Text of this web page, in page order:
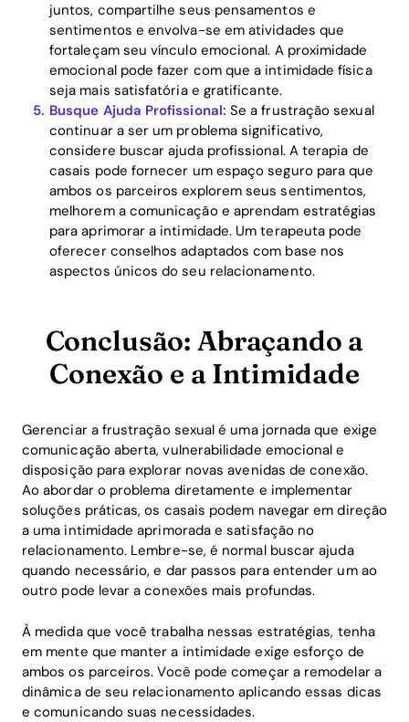
juntos, compartilhe seus pensamentos e
sentimentos e envolva-se em atividades que
fortaleçam seu vínculo emocional. A proximidade
emocional pode fazer com que a intimidade física
seja mais satisfatória e gratificante.
Busque Ajuda Profissional: Se a frustração sexual
continuar a ser um problema significativo,
considere buscar ajuda profissional. A terapia de
casais pode fornecer um espaço seguro para que
ambos os parceiros explorem seus sentimentos,
melhorem a comunicação e aprendam estratégias
para aprimorar a intimidade. Um terapeuta pode
oferecer conselhos adaptados com base nos
aspectos únicos do seu relacionamento.
Conclusão: Abraçando a
Conexão e a Intimidade
Gerenciar a frustração sexual é uma jornada que exige
comunicação aberta, vulnerabilidade emocional e
disposição para explorar novas avenidas de conexão.
Ao abordar o problema diretamente e implementar
soluções práticas, os casais podem navegar em direção
a uma intimidade aprimorada e satisfação no
relacionamento. Lembre-se, é normal buscar ajuda
quando necessário, e dar passos para entender um ao
outro pode levar a conexões mais profundas.
À medida que você trabalha nessas estratégias, tenha
em mente que manter a intimidade exige esforço de
ambos os parceiros. Você pode começar a remodelar a
dinâmica de seu relacionamento aplicando essas dicas
e comunicando suas necessidades.